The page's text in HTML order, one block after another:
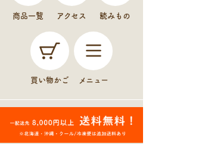
商品一覧 アクセス 読みもの
買い物かご メニュー